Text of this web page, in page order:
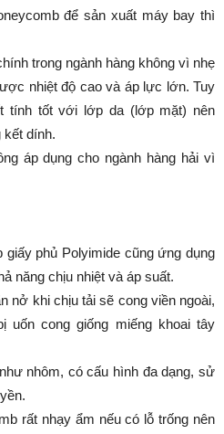
để sản xuất máy bay thì
trong ngành hàng không vì nhẹ
nhiệt độ cao và áp lực lớn. Tuy
tính tốt với lớp da (lớp mặt) nên
kết dính.
áp dụng cho ngành hàng hải vì
phủ Polyimide cũng ứng dụng
năng chịu nhiệt và áp suất.
nở khi chịu tải sẽ cong viền ngoài,
uốn cong giống miếng khoai tây
nhôm, có cấu hình đa dạng, sử
rất nhạy ẩm nếu có lỗ trống nên